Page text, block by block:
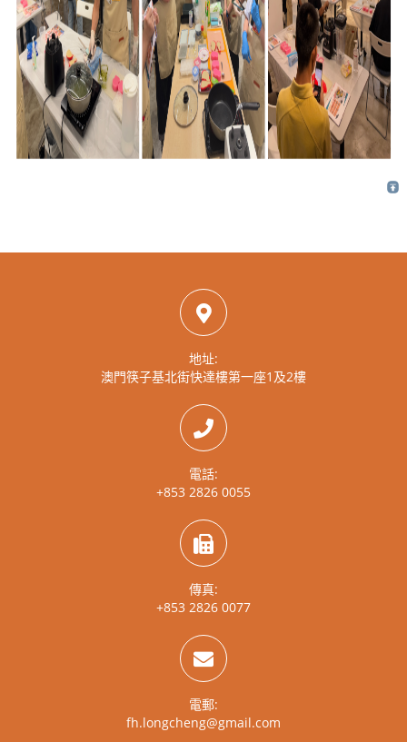
地址:
澳門筷子基北街快達樓第一座1及2樓
電話:
+853 2826 0055
傳真:
+853 2826 0077
電郵:
fh.longcheng@gmail.com